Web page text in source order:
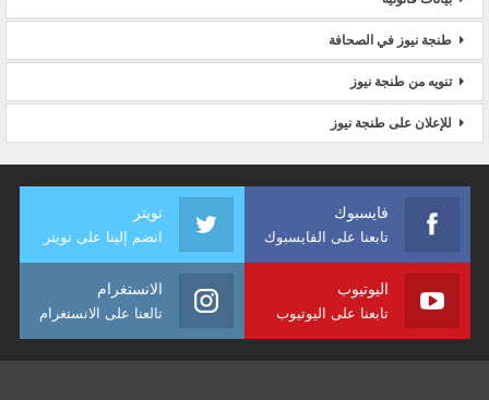
طنجة نيوز في الصحافة
تنويه من طنجة نيوز
للإعلان على طنجة نيوز
فايسبوك
تابعنا على الفايسبوك
تويتر
انضم إلينا على تويتر
اليوتيوب
تابعنا على اليوتيوب
الانستغرام
تالعنا على الانستغرام